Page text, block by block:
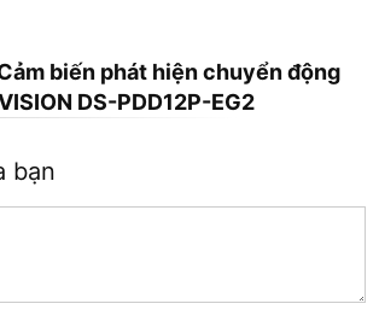
biến phát hiện chuyển động
DS-PDD12P-EG2
bạn